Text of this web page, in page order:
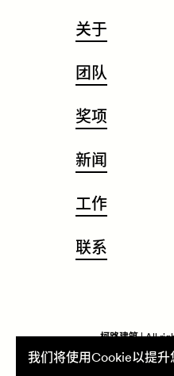
允
我们将使用Cookie以提升
关于
团队
奖项
新闻
工作
联系
柯路建筑| All
隐私政策